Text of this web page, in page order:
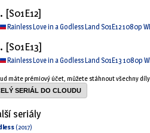
[S01E12]
Rainless Love in a Godless Land S01E12 1080p
[S01E13]
Rainless Love in a Godless Land S01E13 1080p
máte prémiový účet, můžete stáhnout všechny
SERIÁL DO CLOUDU
seriály
(2017)